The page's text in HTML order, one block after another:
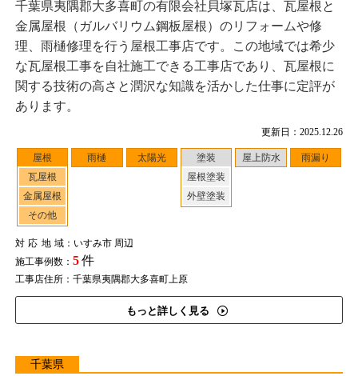
更新日：2025.12.26
屋根
瓦屋根
金属屋根
その他
雨樋 太陽光
塗装
屋根塗装
外壁塗装
屋上防水 雨漏り
対応地域：いすみ市 周辺
施工事例数： 5件
工事店住所：千葉県夷隅郡大多喜町上原
もっと詳しく見る
千葉県夷隅郡大多喜町の有限会社貝塚瓦店は、瓦屋根と
金属屋根（ガルバリウム鋼板屋根）のリフォームや修
理、雨樋修理を行う屋根工事店です。この地域では希少
な瓦屋根工事を自社施工できる工事店であり、瓦屋根に
関する技術の高さと潤沢な知識を活かした仕事に定評が
あります。
千葉県